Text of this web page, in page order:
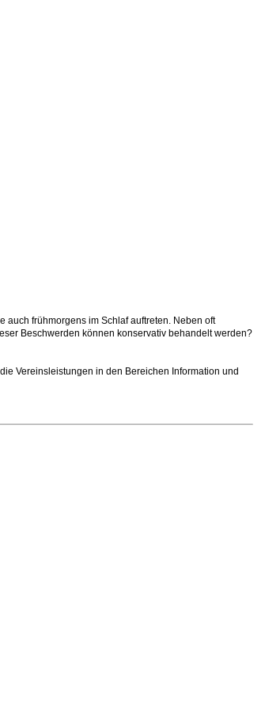
frühmorgens im Schlaf auftreten. Neben oft
Beschwerden können konservativ behandelt werden?
Vereinsleistungen in den Bereichen Information und